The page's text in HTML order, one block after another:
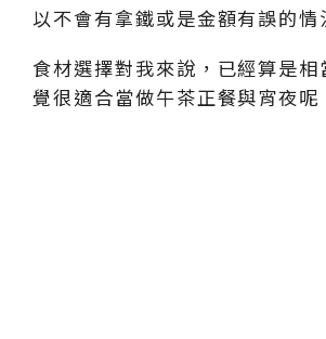
以不會有拿鐵或是金額有誤的情
食材選擇對我來說，已經算是相
覺很適合當做午茶正餐與宵夜呢